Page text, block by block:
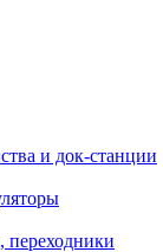
и док-станции
переходники